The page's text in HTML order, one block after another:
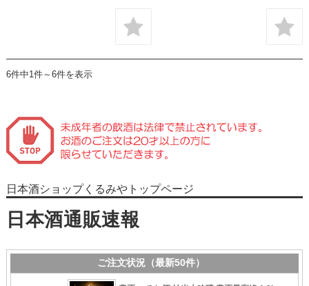
6件中1件～6件を表示
日本酒ショップくるみやトップページ